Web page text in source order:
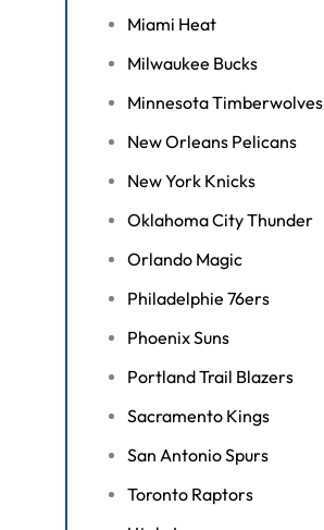
Miami Heat
Milwaukee Bucks
Minnesota Timberwolves
New Orleans Pelicans
New York Knicks
Oklahoma City Thunder
Orlando Magic
Philadelphie 76ers
Phoenix Suns
Portland Trail Blazers
Sacramento Kings
San Antonio Spurs
Toronto Raptors